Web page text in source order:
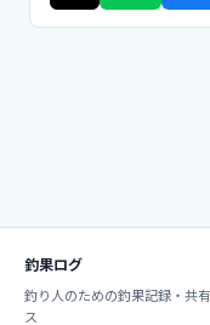
釣果ログ
釣り人のための釣果記録・共
ス